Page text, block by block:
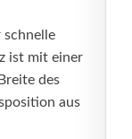
schnelle
ist mit einer
des
aus